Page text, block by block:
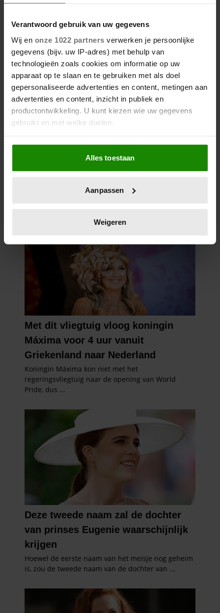
Verantwoord gebruik van uw gegevens
Wij en onze 1022 partners verwerken je persoonlijke
gegevens (bijv. uw IP-adres) met behulp van
technologieën zoals cookies om informatie op uw
apparaat op te slaan en te gebruiken met als doel
gepersonaliseerde advertenties en content, metingen aan
advertenties en content, inzicht in publiek en
productontwikkeling. U kunt kiezen wie uw gegevens
gebruikt en met welke doelen.
Als u het toestaat, willen we ook graag:
Informatie verzamelen over uw geografische
locatie, die tot een paar meter nauwkeurig kan zijn
scannen op specifieke eigenschappen (fingerprinting)
verwerkt en stel uw voorkeuren in het
intrekken in de Cookieverklaring.
We gebruiken cookies om content en advertenties te
personaliseren, om functies voor social media te bieden
en om ons websiteverkeer te analyseren. Ook delen we
informatie over uw gebruik van onze site met onze
partners voor social media, adverteren en analyse. Deze
partners kunnen deze gegevens combineren met andere
informatie die u aan ze heeft verstrekt of die ze hebben
verzameld op basis van uw gebruik van hun services. U
gebruiken.
Alles toestaan
Aanpassen
Weigeren